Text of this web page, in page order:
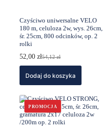
Czyściwo uniwersalne VELO
180 m, celuloza 2w, wys. 26cm,
śr. 25cm, 800 odcinków, op. 2
rolki
54,12zł
Pierwotna
cena
wynosiła:
52,00 złAktualna
cena
wynosi:
Dodaj do koszyka
PROMOCJA